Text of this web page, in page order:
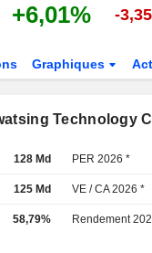
+6,01% -
Graphiques
Technology
128 Md PER 2026 *
125 Md VE / CA 2026 *
58,79% Rendement